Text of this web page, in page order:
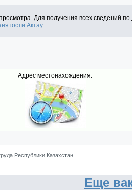
Для получения всех сведений
Актау
Адрес местонахождения:
Республики Казахстан
Еще